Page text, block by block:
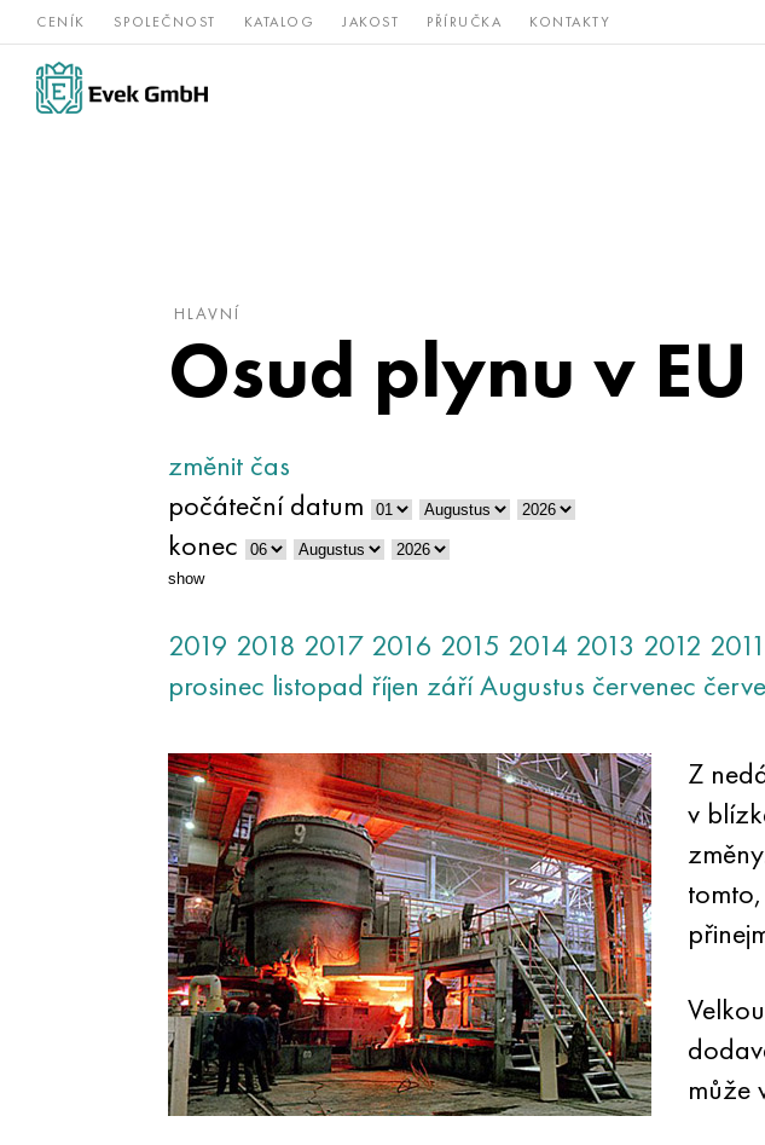
CENÍK SPOLEČNOST KATALOG JAKOST PŘÍRUČKA KONTAKTY
Slitiny
niklu
nerezová Vzácné a
HLAVNÍ
Osud plynu v EU
změnit čas
počáteční datum
konec
show
2019 2018 2017 2016 2015 2014 2013 2012 2011
prosinec listopad říjen záříAugustus červenec
Z
v
může